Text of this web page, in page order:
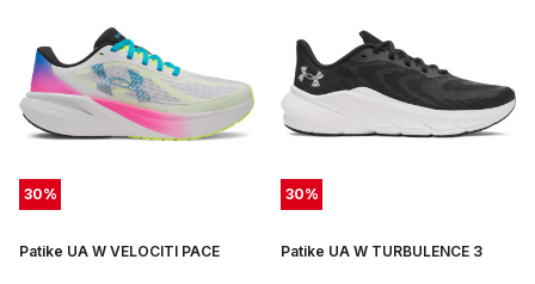
30%
Patike UA W VELOCITI PACE
30%
Patike UA W TURBULENCE 3